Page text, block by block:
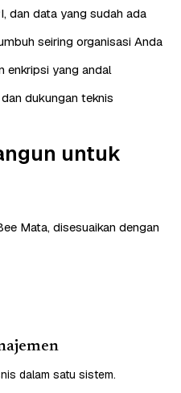
dan data yang sudah ada
seiring organisasi Anda
enkripsi yang andal
dukungan teknis
untuk
Mata, disesuaikan dengan
dalam satu sistem.